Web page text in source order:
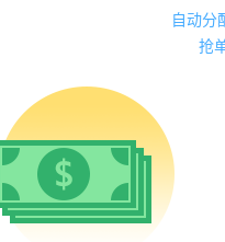
自动分
抢